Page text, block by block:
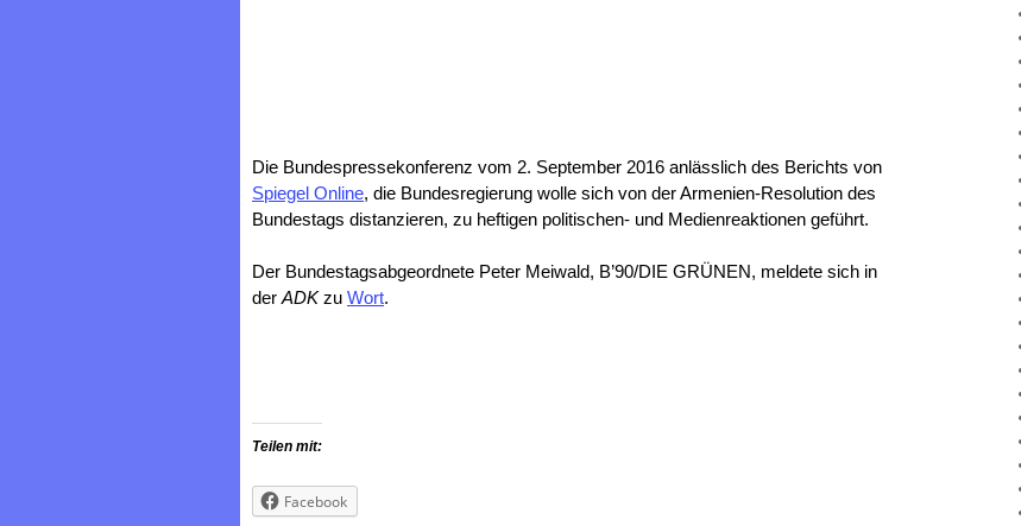
Die Bundespressekonferenz vom 2. September 2016 anlässlich des Berichts von
Spiegel Online, die Bundesregierung wolle sich von der Armenien-Resolution des
Bundestags distanzieren, zu heftigen politischen- und Medienreaktionen geführt.
Der Bundestagsabgeordnete Peter Meiwald, B’90/DIE GRÜNEN, meldete sich in
der ADKzu Wort.
Teilen mit:
Facebook